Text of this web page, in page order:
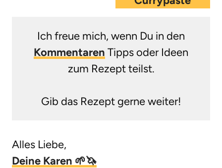
Ich freue mich, wenn Du in den
Kommentaren Tipps oder Ideen
zum Rezept teilst.
Gib das Rezept gerne weiter!
Alles Liebe,
Deine Karen 🌱🦄